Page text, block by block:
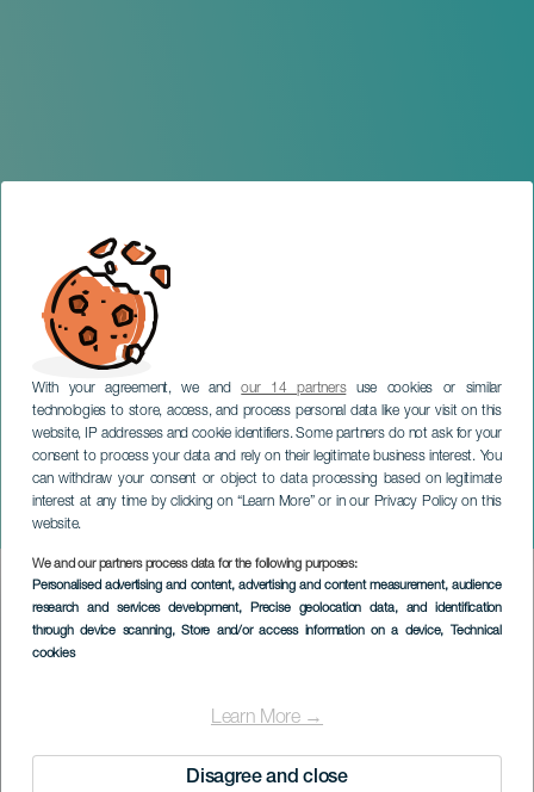
With your agreement, we andour 14 partnersuse cookies or similar
technologies to store, access, and process personal data like your visit on this
website, IP addresses and cookie identifiers. Some partners do not ask for your
consent to process your data and rely on their legitimate business interest. You
can withdraw your consent or object to data processing based on legitimate
interest at any time by clicking on “Learn More” or in our Privacy Policy on this
website.
We and our partners process data for the following purposes:
Personalised advertising and content, advertising and content measurement, audience
research and services development, Precise geolocation data, and identification
through device scanning, Store and/or access information on a device, Technical
cookies
Learn More →
Disagree and close
L'Île au Trésor
GRAN CANARIA
Imagen
Listado